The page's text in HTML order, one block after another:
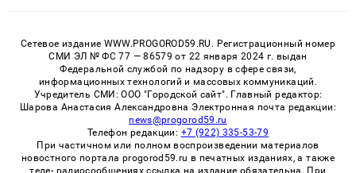
Сетевое издание WWW.PROGOROD59.RU. Регистрационный номер
СМИ ЭЛ № ФС 77 — 86579 от 22 января 2024 г. выдан
Федеральной службой по надзору в сфере связи,
информационных технологий и массовых коммуникаций.
Учредитель СМИ: ООО "Городской сайт". Главный редактор:
Шарова Анастасия Александровна Электронная почта редакции:
news@progorod59.ru
Телефон редакции: +7 (922) 335-53-79
При частичном или полном воспроизведении материалов
новостного портала progorod59.ru в печатных изданиях, а также
теле- радиосообщениях ссылка на издание обязательна. При